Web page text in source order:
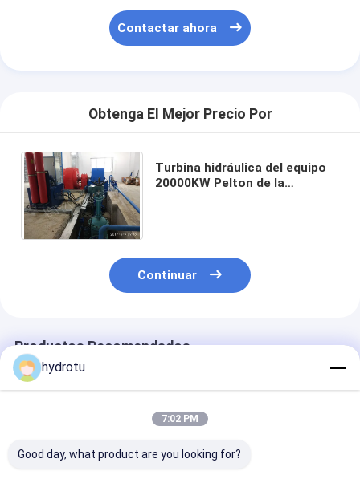
Contactar ahora
Obtenga El Mejor Precio Por
Turbina hidráulica del equipo
20000KW Pelton de la
Continuar
Productos Recomendados
hydrotu
7:02 PM
Good day, what product are you looking for?